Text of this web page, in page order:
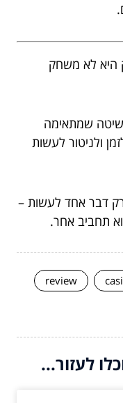
היא לא משחק
שיטה שמתאימה
ולניטור לעשות
דבר אחד לעשות –
תחביב אחר.
review
לעזור...